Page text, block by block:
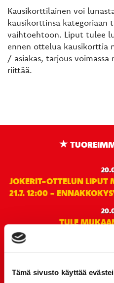
Tämä sivusto käyttää
Kausikorttilainen voi
kausikorttinsa kategoriaan
vaihtoehtoon. Liput tulee
ennen ottelua kausikorttia
/ asiakas, tarjous
riittää.​
JOKERIT-OTTELUN
21.7. 12:00 -
TULE
TO 13.8. - LIPUT